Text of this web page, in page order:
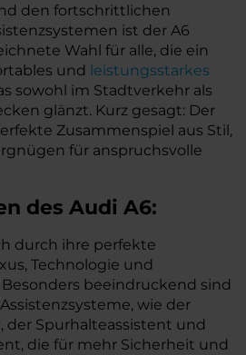
den fortschrittlichen
ist der A6
Wahl für alle, die ein
und leistungsstarkes
sowohl im Stadtverkehr als
glänzt. Kurz gesagt: Der
Zusammenspiel aus Stil,
für anspruchsvolle
des Audi A6:
durch ihre perfekte
Technologie und
beeindruckend sind
wie der
der Spurhalteassistent und
die für mehr Sicherheit und